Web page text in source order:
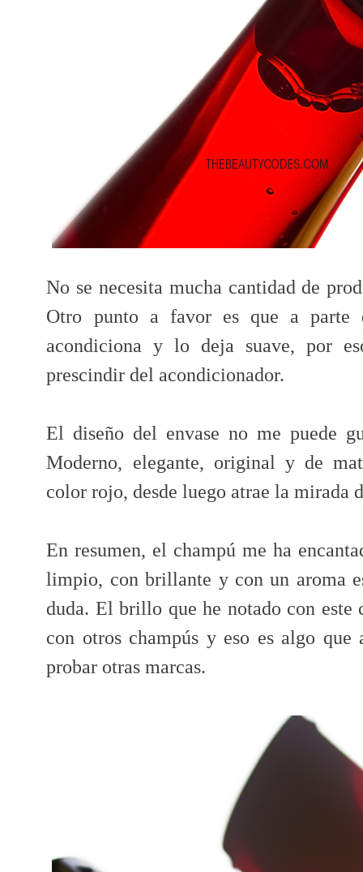
No se necesita mucha cantidad de
Otro punto a favor es que a
acondiciona y lo deja suave, por
prescindir del acondicionador.
El diseño del envase no me puede
Moderno, elegante, original y de
color rojo, desde luego atrae la mirada
En resumen, el champú me ha
limpio, con brillante y con un aroma
duda. El brillo que he notado con este
con otros champús y eso es algo que
probar otras marcas.